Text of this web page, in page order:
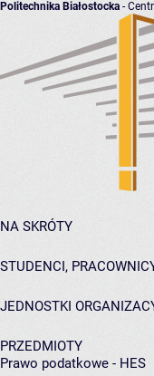
Politechnika Białostocka -
NA SKRÓTY
STUDENCI,
JEDNOSTKI
PRZEDMIOTY
Prawo podatkowe - HES